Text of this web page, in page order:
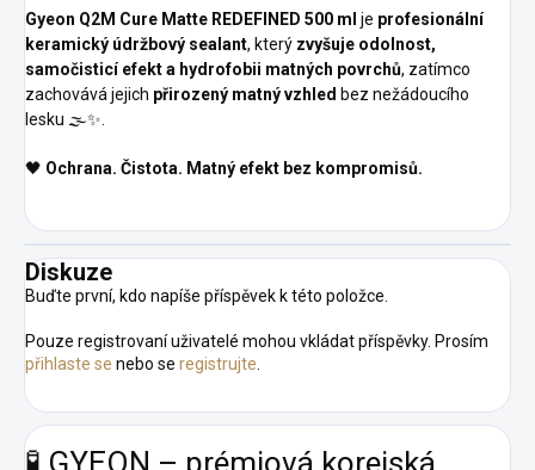
Gyeon Q2M Cure Matte REDEFINED 500 ml je profesionální
keramický údržbový sealant, který zvyšuje odolnost,
samočisticí efekt a hydrofobii matných povrchů, zatímco
zachovává jejich přirozený matný vzhled bez nežádoucího
lesku 🌫️✨.
🖤 Ochrana. Čistota. Matný efekt bez kompromisů.
Diskuze
Buďte první, kdo napíše příspěvek k této položce.
Pouze registrovaní uživatelé mohou vkládat příspěvky. Prosím
přihlaste se nebo se registrujte